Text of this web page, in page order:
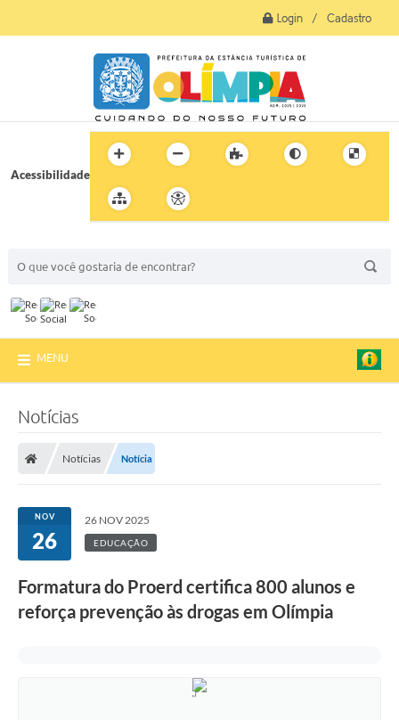
Login / Cadastro
Acessibilidade
MENU
Notícias
Notícias Notícia
NOV
26
26 NOV 2025
EDUCAÇÃO
Formatura do Proerd certifica 800 alunos e
reforça prevenção às drogas em Olímpia